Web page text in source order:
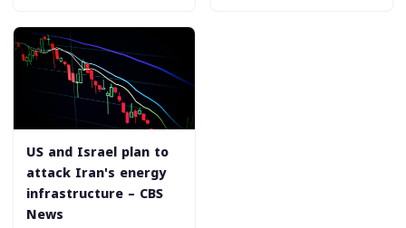
US and Israel plan to
attack Iran's energy
infrastructure – CBS
News